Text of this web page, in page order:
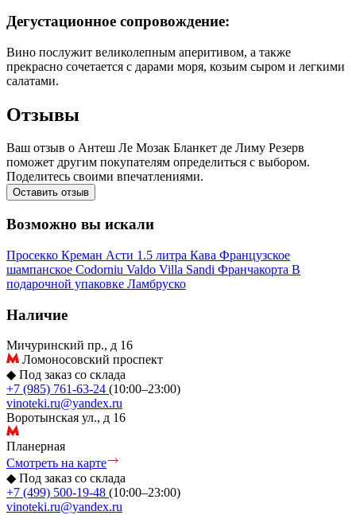
Дегустационное сопровождение:
Вино послужит великолепным аперитивом, а также
прекрасно сочетается с дарами моря, козьим сыром и легкими
салатами.
Отзывы
Ваш отзыв о Антеш Ле Мозак Бланкет де Лиму Резерв
поможет другим покупателям определиться с выбором.
Поделитесь своими впечатлениями.
Оставить отзыв
Возможно вы искали
Просекко Креман Асти 1.5 литра Кава Французское
шампанское Codorniu Valdo Villa Sandi Франчакорта В
подарочной упаковке Ламбруско
Наличие
Мичуринский пр., д 16
Ломоносовский проспект
◆ Под заказ со склада
+7 (985) 761-63-24 (10:00–23:00)
vinoteki.ru@yandex.ru
Воротынская ул., д 16
Планерная
Смотреть на карте
◆ Под заказ со склада
+7 (499) 500-19-48 (10:00–23:00)
vinoteki.ru@yandex.ru